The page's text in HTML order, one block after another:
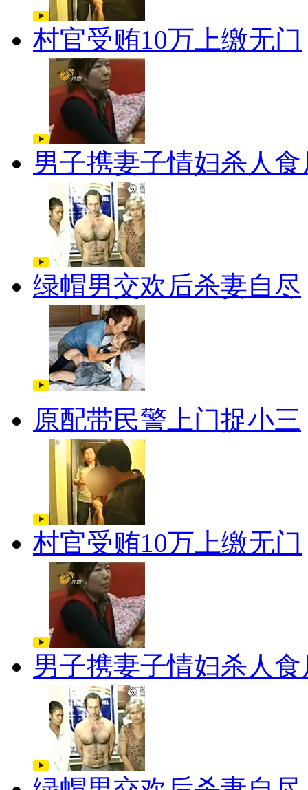
村官受贿10万上缴无门
男子携妻子情妇杀人食
绿帽男交欢后杀妻自尽
原配带民警上门捉小三
村官受贿10万上缴无门
男子携妻子情妇杀人食